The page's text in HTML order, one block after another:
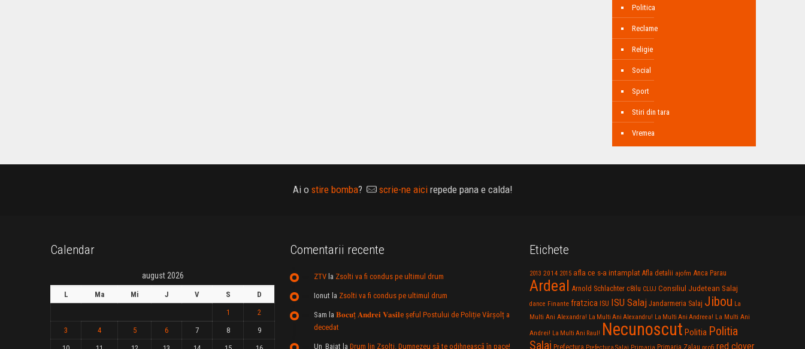
Politica
Reclame
Religie
Social
Sport
Stiri din tara
Vremea
Ai o stire bomba? scrie-ne aicirepede pana e calda!
Calendar
august 2026
L Ma Mi J V S
D
1
2
3
4 5 6 7 8
9
Comentarii recente
ZTVla Zsolti va fi condus pe ultimul drum
Ionut la Zsolti va fi condus pe ultimul drum
Sam la 𝐁𝐨𝐜𝐮ț 𝐀𝐧𝐝𝐫𝐞𝐢 𝐕𝐚𝐬𝐢𝐥e şeful Postului de Poliție Vârșolț a
decedat
Un_Baiat la Drum lin Zsolti. Dumnezeu sã te odihneascã în pace!
Etichete
2013 2014 2015 afla ce s-a intamplat Afla detalii ajofm Anca Parau
Ardeal Arnold Schlachter c8ilu CLUJ Consiliul Judetean Salaj
dance Finante fratzica ISU ISU Salaj Jandarmeria Salaj Jibou La
Multi Ani Alexandra! La Multi Ani Alexandru! La Multi Ani Andreea! La Multi Ani
Andrei! La Multi Ani Raul! Necunoscut Politia Politia
Salaj Prefectura Primaria Zalau profi red clover